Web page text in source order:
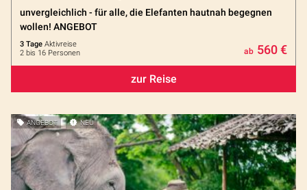
unvergleichlich - für alle, die Elefanten hautnah begegnen
wollen! ANGEBOT
3 Tage Aktivreise
2 bis 16 Personen
ab 560 €
zur Reise
ANGEBOT NEU